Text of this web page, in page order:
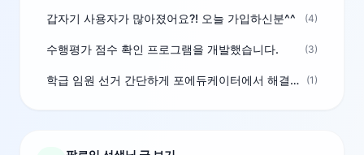
갑자기 사용자가 많아졌어요?! 오늘 가입하신분^^ (4)
수행평가 점수 확인 프로그램을 개발했습니다. (3)
학급 임원 선거 간단하게 포에듀케이터에서 해결하세요! (1)